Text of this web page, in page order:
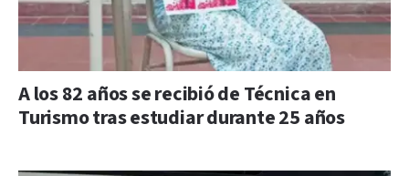
A los 82 años se recibió de Técnica en
Turismo tras estudiar durante 25 años